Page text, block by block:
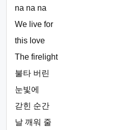
na na na
We live for
this love
The firelight
불타 버린
눈빛에
갇힌 순간
날 깨워 줄